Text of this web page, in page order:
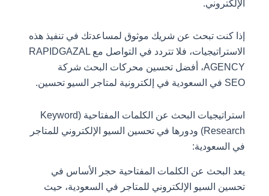
الإلكتروني.
إذا كنت تبحث عن شريك موثوق لمساعدتك في تنفيذ هذه
الاستراتيجيات، فلا تتردد في التواصل مع RAPIDGAZAL
AGENCY، أفضل تحسين محركات البحث شركة
SEO في السعودية في إلكترونية لمتاجر السيو تحسين.
استراتيجيات البحث عن الكلمات المفتاحية (Keyword
Research) ودورها في تحسين السيو الإلكتروني للمتاجر
في السعودية:
يعد البحث عن الكلمات المفتاحية حجر الأساس في
تحسين السيو الإلكتروني للمتاجر في السعودية، حيث